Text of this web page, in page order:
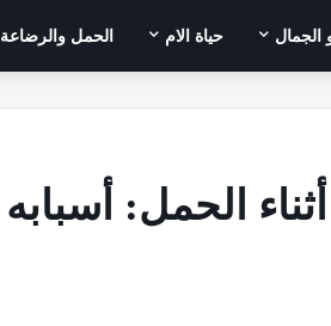
الجمال حياة الام الحمل والرضاعة
الحمل: أسبابه